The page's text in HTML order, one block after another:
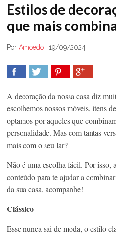
Estilos de
que mais
Por Amoedo | 19/09/2024
A decoração da nossa casa diz
escolhemos nossos móveis, itens
optamos por aqueles que
personalidade. Mas com tantas
mais com o seu lar?
Não é uma escolha fácil. Por
conteúdo para te ajudar a
da sua casa, acompanhe!
Clássico
Esse nunca sai de moda, o estilo